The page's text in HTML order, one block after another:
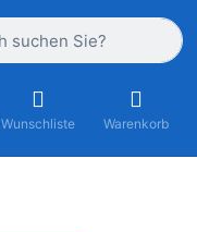
Wunschliste Warenkorb